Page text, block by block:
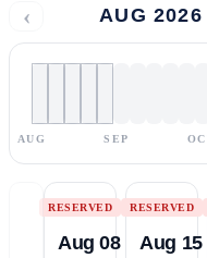
‹ AUG
AUG SEP
RESERVED
Aug 08
RESERVED
Aug 15